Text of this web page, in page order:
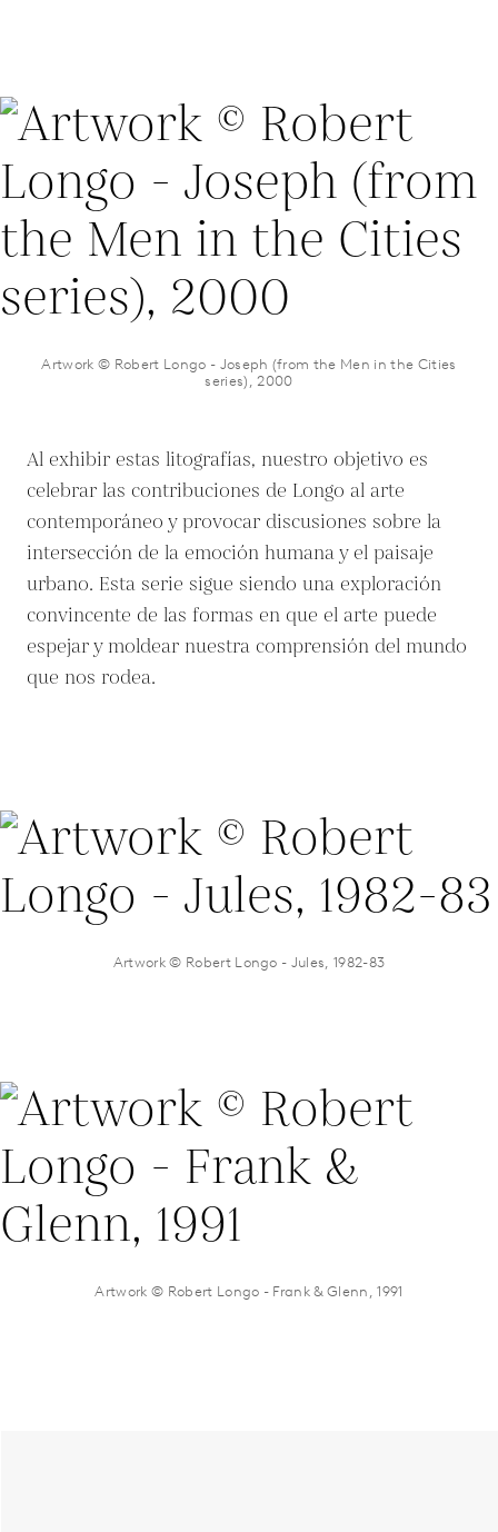
Artwork © Robert Longo - Joseph (from the Men in the Cities
series), 2000
Al exhibir estas litografías, nuestro objetivo es
celebrar las contribuciones de Longo al arte
contemporáneo y provocar discusiones sobre la
intersección de la emoción humana y el paisaje
urbano. Esta serie sigue siendo una exploración
convincente de las formas en que el arte puede
espejar y moldear nuestra comprensión del mundo
que nos rodea.
Artwork © Robert Longo - Jules, 1982-83
Artwork © Robert Longo - Frank & Glenn, 1991